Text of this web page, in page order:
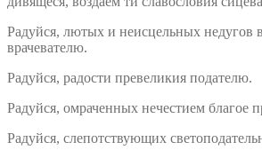
Радуйся, лютых и неисцельных недугов
врачевателю.
Радуйся, радости превеликия подателю.
Радуйся, омраченных нечестием благое
Радуйся, слепотствующих